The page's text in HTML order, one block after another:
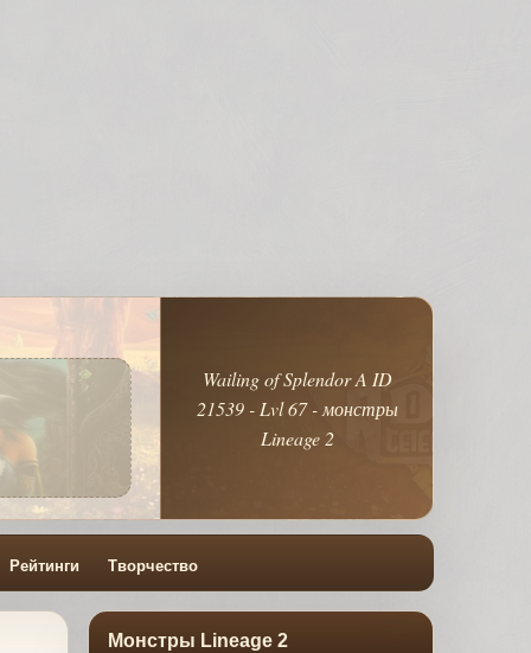
Wailing of Splendor A ID
21539 - Lvl 67 - монстры
Lineage 2
Рейтинги Творчество
Монстры Lineage 2